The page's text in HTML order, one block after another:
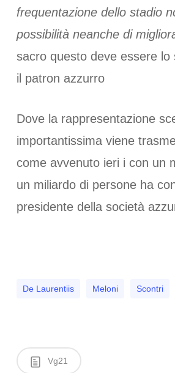
frequentazione dello stadio
possibilità neanche di
sacro questo deve essere lo
il patron azzurro
Dove la rappresentazione
importantissima viene
come avvenuto ieri i con un
un miliardo di persone ha
presidente della società
De Laurentiis Meloni Scontri
Vg21